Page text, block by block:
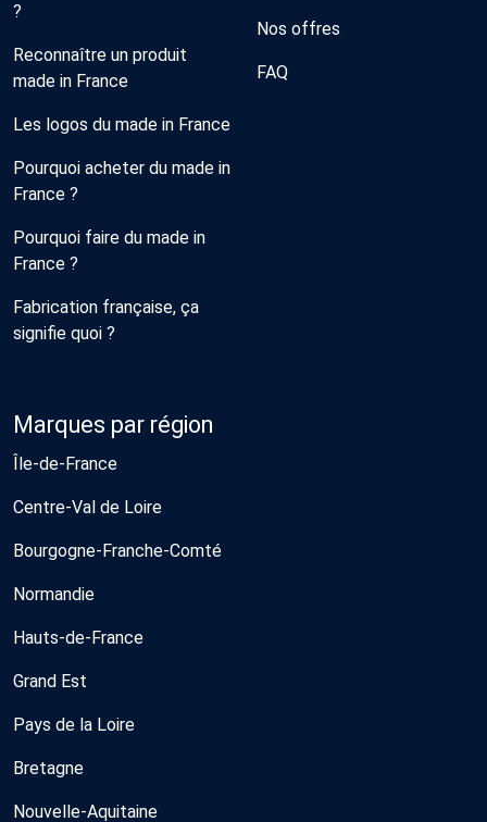
?
Reconnaître un produit
made in France
Les logos du made in France
Pourquoi acheter du made in
France ?
Pourquoi faire du made in
France ?
Fabrication française, ça
signifie quoi ?
Nos offres
FAQ
Marques par région
Île-de-France
Centre-Val de Loire
Bourgogne-Franche-Comté
Normandie
Hauts-de-France
Grand Est
Pays de la Loire
Bretagne
Nouvelle-Aquitaine